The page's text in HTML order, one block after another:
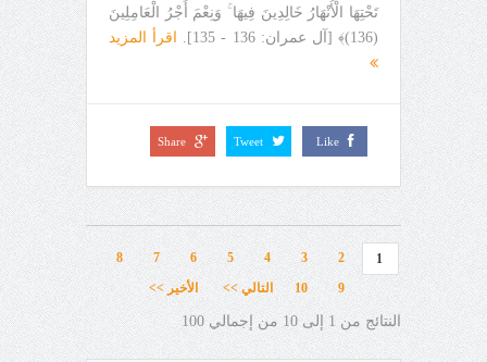
تَحْتِهَا الْأَنْهَارُ خَالِدِينَ فِيهَا ۚ وَنِعْمَ أَجْرُ الْعَامِلِينَ
(136)﴾ [آل عمران: 136 - 135].
اقرأ المزيد
Like
Tweet
Share
1
2
3
4
5
6
7
8
9
10 التالي >> الأخير >>
النتائج من 1 إلى 10 من إجمالي 100